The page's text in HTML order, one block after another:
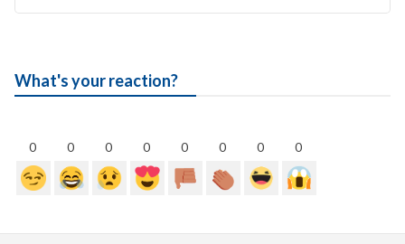
What's your reaction?
0 0 0 0 0 0 0 0